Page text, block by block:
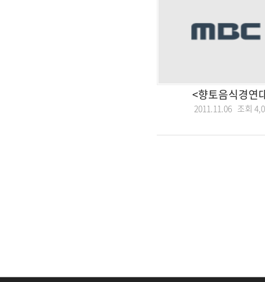
<향토음식경연
2011.11.06 조회